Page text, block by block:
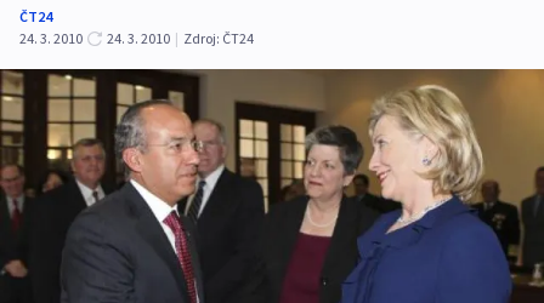
ČT24
24. 3. 2010
24. 3. 2010 | Zdroj: ČT24